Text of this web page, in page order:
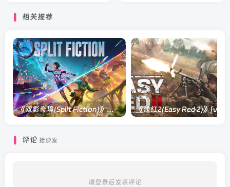
相关推荐
《双影奇境(Split Fiction)》单机版/联机版[v1.0 单机版/联机版]
评论 抢沙发
请登录后发表评论